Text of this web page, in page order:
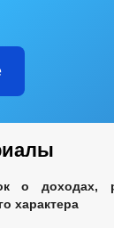
о доходах,
характера